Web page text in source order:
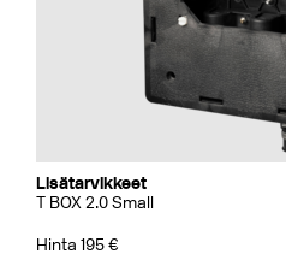
Lisätarvikkeet
T BOX 2.0 Small
Hinta 195 €